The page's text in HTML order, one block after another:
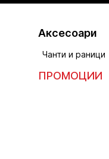
Аксесоари
Чанти и раници
ПРОМОЦИИ